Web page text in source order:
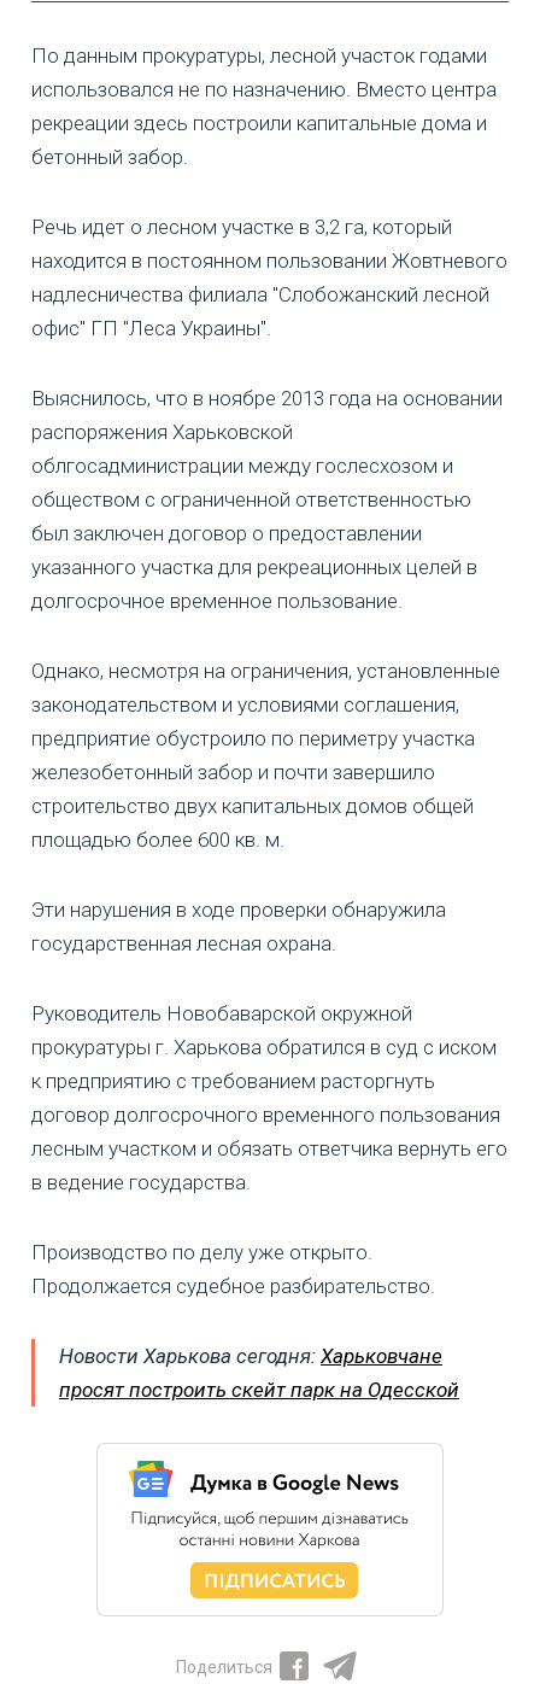
По данным прокуратуры, лесной участок годами
использовался не по назначению. Вместо центра
рекреации здесь построили капитальные дома и
бетонный забор.
Речь идет о лесном участке в 3,2 га, который
находится в постоянном пользовании Жовтневого
надлесничества филиала "Слобожанский лесной
офис" ГП "Леса Украины".
Выяснилось, что в ноябре 2013 года на основании
распоряжения Харьковской
облгосадминистрации между гослесхозом и
обществом с ограниченной ответственностью
был заключен договор о предоставлении
указанного участка для рекреационных целей в
долгосрочное временное пользование.
Однако, несмотря на ограничения, установленные
законодательством и условиями соглашения,
предприятие обустроило по периметру участка
железобетонный забор и почти завершило
строительство двух капитальных домов общей
площадью более 600 кв. м.
Эти нарушения в ходе проверки обнаружила
государственная лесная охрана.
Руководитель Новобаварской окружной
прокуратуры г. Харькова обратился в суд с иском
к предприятию с требованием расторгнуть
договор долгосрочного временного пользования
лесным участком и обязать ответчика вернуть его
в ведение государства.
Производство по делу уже открыто.
Продолжается судебное разбирательство.
Новости Харькова сегодня: Харьковчане
просят построить скейт парк на Одесской
Поделиться